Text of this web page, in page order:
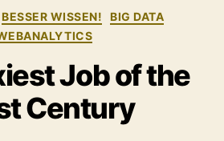
Kategorien
BESSER WISSEN!
BIG DATA
Job of the
Century